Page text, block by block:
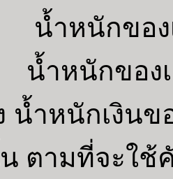
หนักของเชิ
หนักของเ
น้ำหนักเงินข
น ตามที่จะใ